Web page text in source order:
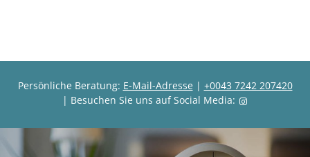
Persönliche Beratung: E-Mail-Adresse | +0043 7242 207420
| Besuchen Sie uns auf Social Media: